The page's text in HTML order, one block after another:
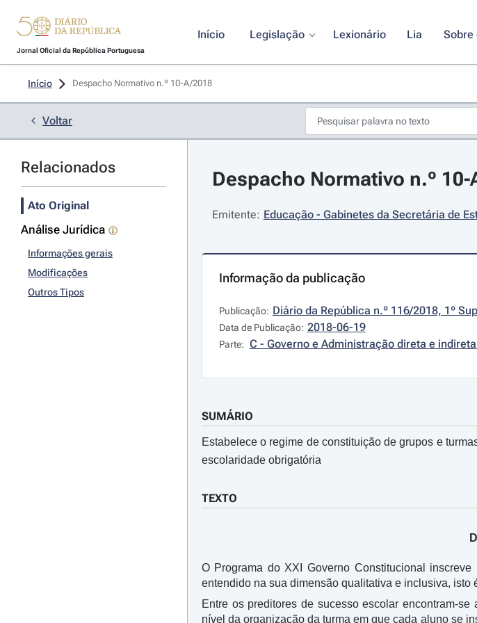
Jornal Oficial da República Portuguesa
Início Legislação Lexionário Lia Sobre
Início Despacho Normativo n.º 10-A/2018
Voltar
Relacionados
Ato Original
Análise Jurídica
Informações gerais
Modificações
Outros Tipos
Despacho Normativo n.º
Emitente: Educação - Gabinetes da Secretária de
Informação da publicação
Publicação: Diário da República n.º 116/2018, 1º
Data de Publicação: 2018-06-19
Parte: C - Governo e Administração direta e
SUMÁRIO
Estabelece o regime de constituição de grupos e
escolaridade obrigatória
TEXTO
O Programa do XXI Governo Constitucional
entendido na sua dimensão qualitativa e inclusiva,
Entre os preditores de sucesso escolar encontram-
nível da organização da turma em que cada aluno se